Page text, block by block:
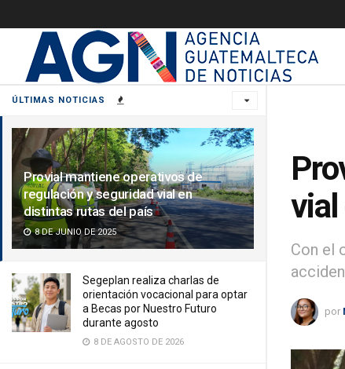
ÚLTIMAS NOTICIAS
Provial mantiene operativos de
regulación y seguridad vial en
distintas rutas del país
8 DE JUNIO DE 2025
Segeplan realiza charlas de
orientación vocacional para optar
a Becas por Nuestro Futuro
durante agosto
8 DE AGOSTO DE 2026
vial
Con el
por